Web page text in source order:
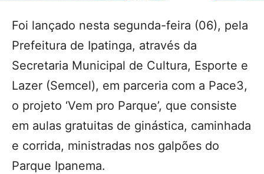
Foi lançado nesta segunda-feira (06), pela
Prefeitura de Ipatinga, através da
Secretaria Municipal de Cultura, Esporte e
Lazer (Semcel), em parceria com a Pace3,
o projeto ‘Vem pro Parque’, que consiste
em aulas gratuitas de ginástica, caminhada
e corrida, ministradas nos galpões do
Parque Ipanema.